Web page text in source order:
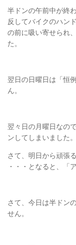
半ドンの午前中が終
反してバイクのハン
の前に吸い寄せられ
た。
翌日の日曜日は「恒
ん。
翌々日の月曜日なの
ンしてしまいました。
さて、明日から頑張
・・・となると、「
さて、今日は半ドン
せん。